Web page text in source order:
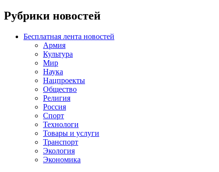
Рубрики новостей
Бесплатная лента новостей
Армия
Культура
Мир
Наука
Нацпроекты
Общество
Религия
Россия
Спорт
Технологи
Товары и услуги
Транспорт
Экология
Экономика